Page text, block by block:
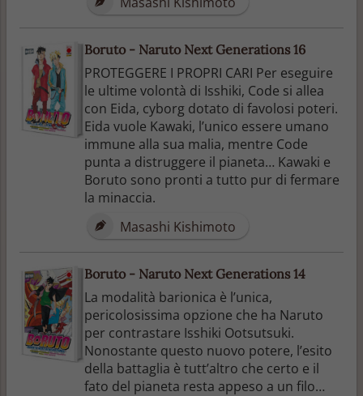
Boruto - Naruto Next Generations 16
PROTEGGERE I PROPRI CARI Per eseguire
le ultime volontà di Isshiki, Code si allea
con Eida, cyborg dotato di favolosi poteri.
Eida vuole Kawaki, l’unico essere umano
immune alla sua malia, mentre Code
punta a distruggere il pianeta… Kawaki e
Boruto sono pronti a tutto pur di fermare
la minaccia.
Masashi Kishimoto
Boruto - Naruto Next Generations 14
La modalità barionica è l’unica,
pericolosissima opzione che ha Naruto
per contrastare Isshiki Ootsutsuki.
Nonostante questo nuovo potere, l’esito
della battaglia è tutt’altro che certo e il
fato del pianeta resta appeso a un filo…